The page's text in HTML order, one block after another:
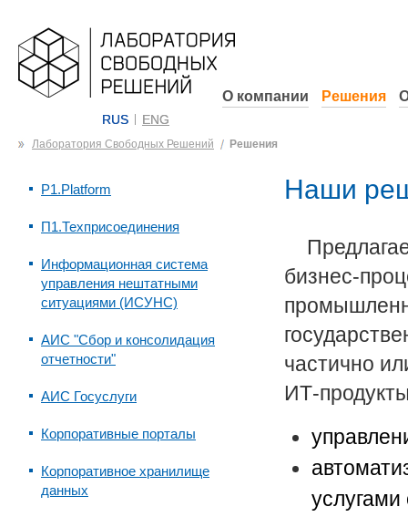
RUS ENG
О компании Решения
Лаборатория Свободных Решений Решения
P1.Platform
П1.Техприсоединения
Информационная система
управления нештатными
ситуациями (ИСУНС)
АИС "Сбор и консолидация
отчетности"
АИС Госуслуги
Корпоративные порталы
Корпоративное хранилище
данных
Наши
бизнес-
частично
ИТ-
услугами